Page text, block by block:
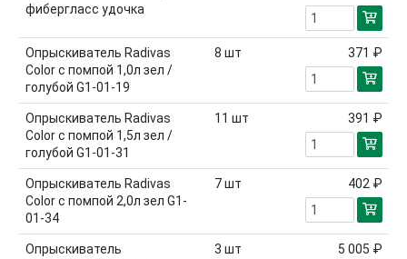
фибергласс удочка
Опрыскиватель Radivas
Color с помпой 1,0л зел /
голубой G1-01-19
8 шт 371 ₽
Опрыскиватель Radivas
Color с помпой 1,5л зел /
голубой G1-01-31
11 шт 391 ₽
Опрыскиватель Radivas
Color с помпой 2,0л зел G1-
01-34
7шт 402 ₽
Опрыскиватель
3 шт 5 005 ₽